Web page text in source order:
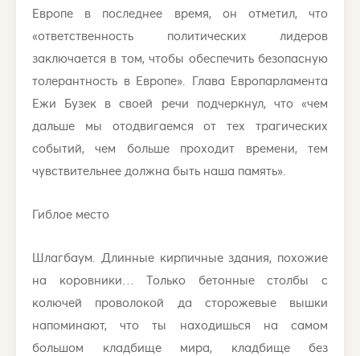
Европе в последнее время, он отметил, что
«ответственность политических лидеров
заключается в том, чтобы обеспечить безопасную
толерантность в Европе». Глава Европарламента
Ежи Бузек в своей речи подчеркнул, что «чем
дальше мы отодвигаемся от тех трагических
событий, чем больше проходит времени, тем
чувствительнее должна быть наша память».
Гиблое место
Шлагбаум. Длинные кирпичные здания, похожие
на коровники… Только бетонные столбы с
колючей проволокой да сторожевые вышки
напоминают, что ты находишься на самом
большом кладбище мира, кладбище без